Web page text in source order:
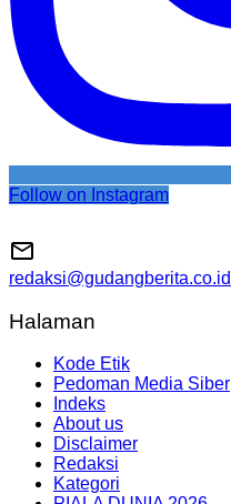
Follow on Instagram
redaksi@gudangberita.co.id
Halaman
Kode Etik
Pedoman Media Siber
Indeks
About us
Disclaimer
Redaksi
Kategori